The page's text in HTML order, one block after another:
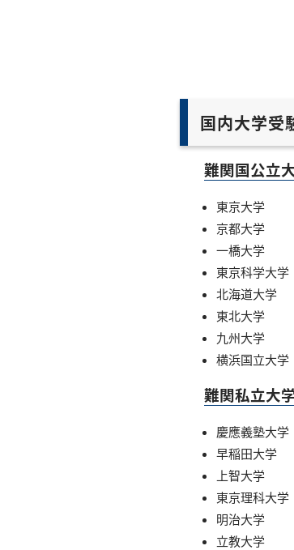
国内大学受
難関国公立
東京大学
京都大学
一橋大学
東京科学大学
北海道大学
東北大学
九州大学
横浜国立大学
難関私立大
慶應義塾大学
早稲田大学
上智大学
東京理科大学
明治大学
立教大学